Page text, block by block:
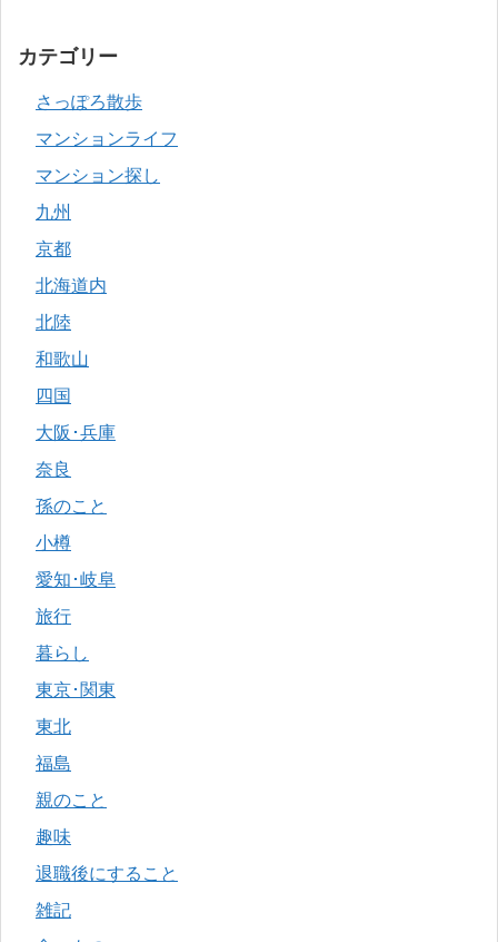
カテゴリー
さっぽろ散歩
マンションライフ
マンション探し
九州
京都
北海道内
北陸
和歌山
四国
大阪･兵庫
奈良
孫のこと
小樽
愛知･岐阜
旅行
暮らし
東京･関東
東北
福島
親のこと
趣味
退職後にすること
雑記